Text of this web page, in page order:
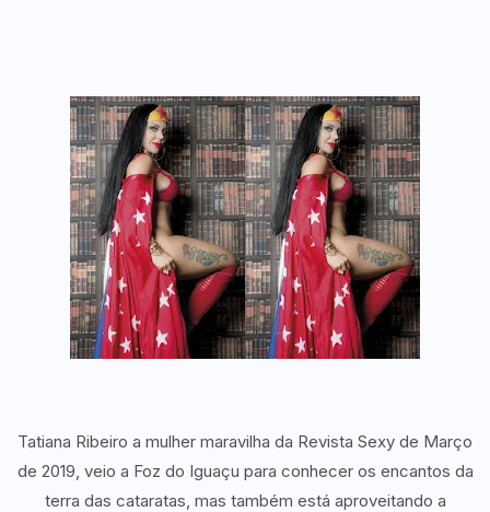
Tatiana Ribeiro a mulher maravilha da Revista Sexy de Março
de 2019, veio a Foz do Iguaçu para conhecer os encantos da
terra das cataratas, mas também está aproveitando a